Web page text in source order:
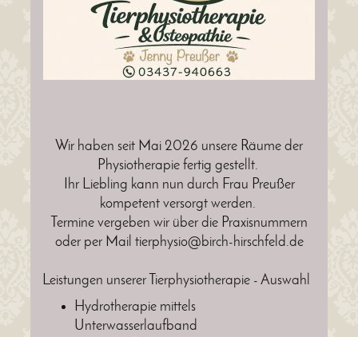
Wir haben seit Mai 2026 unsere Räume der
Physiotherapie fertig gestellt.
Ihr Liebling kann nun durch Frau Preußer
kompetent versorgt werden.
Termine vergeben wir über die Praxisnummern
oder per Mail tierphysio@birch-hirschfeld.de
Leistungen unserer Tierphysiotherapie - Auswahl
Hydrotherapie mittels
Unterwasserlaufband